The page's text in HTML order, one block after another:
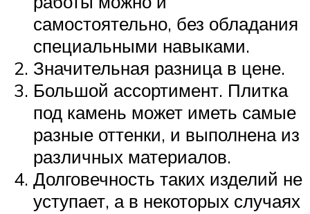
самостоятельно, без обладания
специальными навыками.
Значительная разница в цене.
Большой ассортимент. Плитка
под камень может иметь самые
разные оттенки, и выполнена из
различных материалов.
Долговечность таких изделий не
уступает, а в некоторых случаях